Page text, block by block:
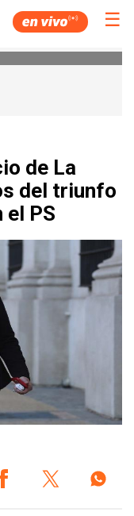
☰
de La
del triunfo
el PS